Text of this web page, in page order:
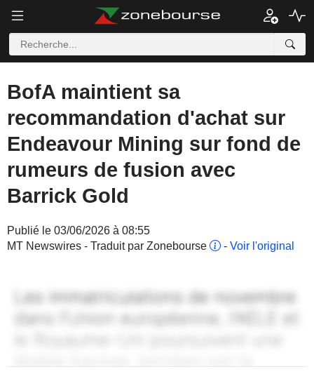
BofA maintient sa
recommandation d'achat sur
Endeavour Mining sur fond de
rumeurs de fusion avec
Barrick Gold
Publié le 03/06/2026 à 08:55
MT Newswires - Traduit par Zonebourse
- Voir l'original